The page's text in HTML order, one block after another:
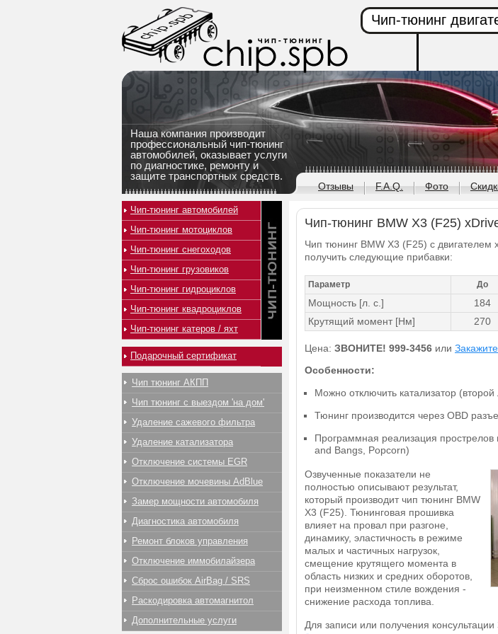
Наша компания производит
профессиональный чип-тюнинг
автомобилей, оказывает услуги
по диагностике, ремонту и
защите транспортных средств.
Чип-тюнинг
Отзывы F.A.Q. Фото
Чип-тюнинг BMW X3 (F25)
Чип тюнинг BMW X3 (F25) с двигателем
получить следующие прибавки:
Параметр До
Мощность [л. с.] 184
Крутящий момент [Нм]
270
Цена: ЗВОНИТЕ! 999-3456 или
Особенности:
Можно отключить катализатор
Тюнинг производится через OBD
Программная реализация прострелов
and Bangs, Popcorn)
Озвученные показатели не
полностью описывают результат,
который производит чип тюнинг BMW
X3 (F25). Тюнинговая прошивка
влияет на провал при разгоне,
динамику, эластичность в режиме
малых и частичных нагрузок,
смещение крутящего момента в
область низких и средних оборотов,
при неизменном стиле вождения -
снижение расхода топлива.
Для записи или получения
Чип-тюнинг автомобилей
Чип-тюнинг мотоциклов
Чип-тюнинг снегоходов
Чип-тюнинг грузовиков
Чип-тюнинг гидроциклов
Чип-тюнинг квадроциклов
Чип-тюнинг катеров / яхт
Подарочный сертификат
Чип тюнинг АКПП
Чип тюнинг с выездом 'на дом'
Удаление сажевого фильтра
Удаление катализатора
Отключение системы EGR
Отключение мочевины AdBlue
Замер мощности автомобиля
Диагностика автомобиля
Ремонт блоков управления
Отключение иммобилайзера
Сброс ошибок AirBag / SRS
Раскодировка автомагнитол
Дополнительные услуги